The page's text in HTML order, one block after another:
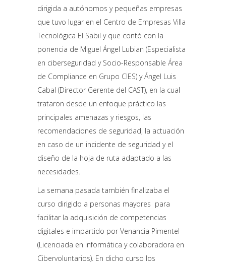
dirigida a autónomos y pequeñas empresas
que tuvo lugar en el Centro de Empresas Villa
Tecnológica El Sabil y que contó con la
ponencia de Miguel Ángel Lubian (Especialista
en ciberseguridad y Socio-Responsable Área
de Compliance en Grupo CIES) y Ángel Luis
Cabal (Director Gerente del CAST), en la cual
trataron desde un enfoque práctico las
principales amenazas y riesgos, las
recomendaciones de seguridad, la actuación
en caso de un incidente de seguridad y el
diseño de la hoja de ruta adaptado a las
necesidades.
La semana pasada también finalizaba el
curso dirigido a personas mayores para
facilitar la adquisición de competencias
digitales e impartido por Venancia Pimentel
(Licenciada en informática y colaboradora en
Cibervoluntarios). En dicho curso los